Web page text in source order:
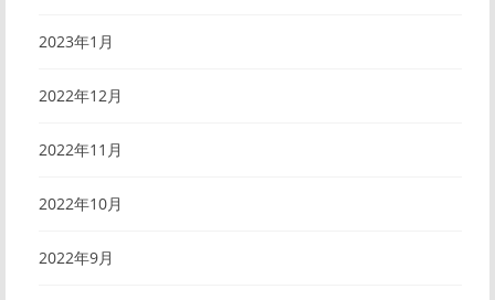
2023年1月
2022年12月
2022年11月
2022年10月
2022年9月